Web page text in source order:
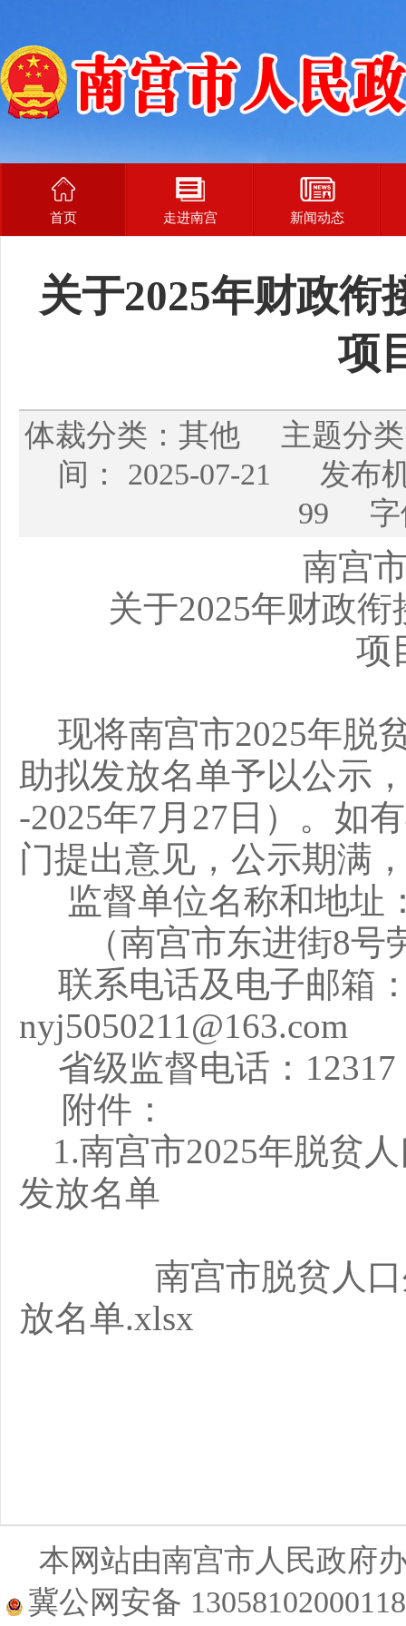
首页 走进南宫 新闻动态
关于2025年财政衔
项
体裁分类：其他 主题分
间： 2025-07-21 发布
99 字
南宫
关于2025年财政
项
现将南宫市2025年脱
助拟发放名单予以公示
-2025年7月27日）。如
门提出意见，公示期满
监督单位名称和地址
（南宫市东进街8
联系电话及电子邮箱
nyj5050211@163.com
省级监督电话：12317
附件：
1.南宫市2025年脱贫
发放名单
南宫市脱贫人
放名单.xlsx
本网站由南宫市人民政
冀公网安备